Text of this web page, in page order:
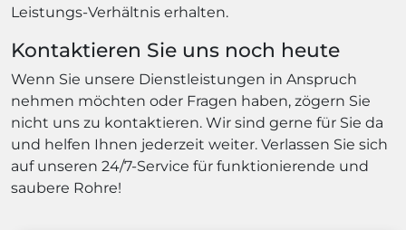
Leistungs-Verhältnis erhalten.
Kontaktieren Sie uns noch heute
Wenn Sie unsere Dienstleistungen in Anspruch
nehmen möchten oder Fragen haben, zögern Sie
nicht uns zu kontaktieren. Wir sind gerne für Sie da
und helfen Ihnen jederzeit weiter. Verlassen Sie sich
auf unseren 24/7-Service für funktionierende und
saubere Rohre!